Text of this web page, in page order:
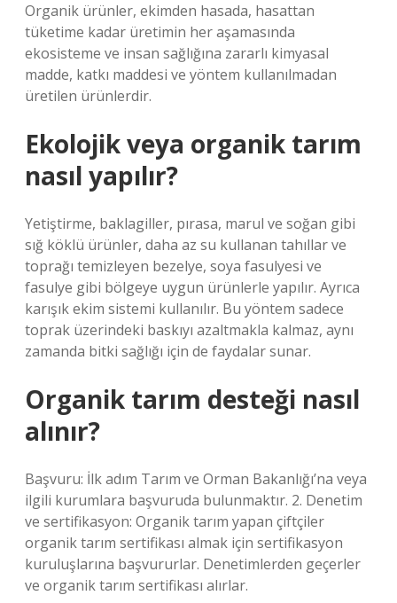
Organik ürünler, ekimden hasada, hasattan
tüketime kadar üretimin her aşamasında
ekosisteme ve insan sağlığına zararlı kimyasal
madde, katkı maddesi ve yöntem kullanılmadan
üretilen ürünlerdir.
Ekolojik veya organik tarım
nasıl yapılır?
Yetiştirme, baklagiller, pırasa, marul ve soğan gibi
sığ köklü ürünler, daha az su kullanan tahıllar ve
toprağı temizleyen bezelye, soya fasulyesi ve
fasulye gibi bölgeye uygun ürünlerle yapılır. Ayrıca
karışık ekim sistemi kullanılır. Bu yöntem sadece
toprak üzerindeki baskıyı azaltmakla kalmaz, aynı
zamanda bitki sağlığı için de faydalar sunar.
Organik tarım desteği nasıl
alınır?
Başvuru: İlk adım Tarım ve Orman Bakanlığı’na veya
ilgili kurumlara başvuruda bulunmaktır. 2. Denetim
ve sertifikasyon: Organik tarım yapan çiftçiler
organik tarım sertifikası almak için sertifikasyon
kuruluşlarına başvururlar. Denetimlerden geçerler
ve organik tarım sertifikası alırlar.